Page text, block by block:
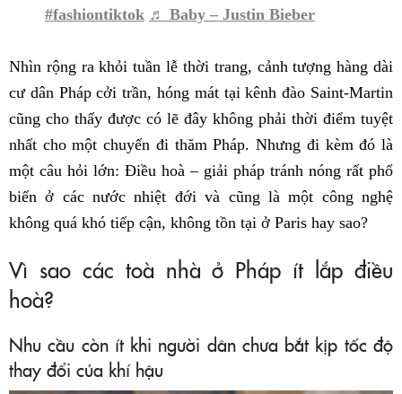
#fashiontiktok ♬ Baby – Justin Bieber
Nhìn rộng ra khỏi tuần lễ thời trang, cảnh tượng hàng dài
cư dân Pháp cởi trần, hóng mát tại kênh đào Saint-Martin
cũng cho thấy được có lẽ đây không phải thời điểm tuyệt
nhất cho một chuyến đi thăm Pháp. Nhưng đi kèm đó là
một câu hỏi lớn: Điều hoà – giải pháp tránh nóng rất phổ
biến ở các nước nhiệt đới và cũng là một công nghệ
không quá khó tiếp cận, không tồn tại ở Paris hay sao?
Vì sao các toà nhà ở Pháp ít lắp điều
hoà?
Nhu cầu còn ít khi người dân chưa bắt kịp tốc độ
thay đổi của khí hậu